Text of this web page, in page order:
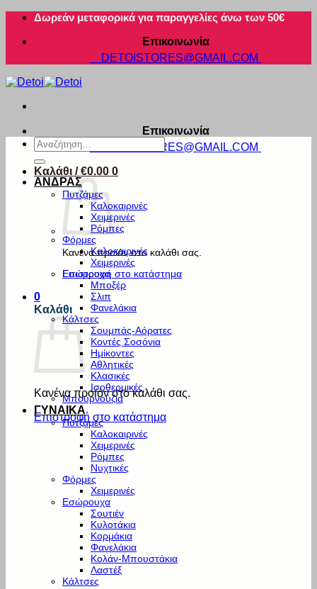
Μετάβαση
περιεχόμενο
Δωρεάν μεταφορικά για παραγγελίες άνω των 50€
Επικοινωνία
DETOISTORES@GMAIL.COM
Επικοινωνία
DETOISTORES@GMAIL.COM
Καλάθι /€0.00 0
Κανένα προϊόν στο καλάθι σας.
Επιστροφή στο κατάστημα
0
Καλάθι
Κανένα προϊόν στο καλάθι σας.
Επιστροφή στο κατάστημα
Αναζήτηση
για:
ΑΝΔΡΑΣ
Πυτζάμες
Καλοκαιρινές
Χειμερινές
Ρόμπες
Φόρμες
Καλοκαιρινές
Χειμερινές
Εσώρουχα
Μποξέρ
Σλιπ
Φανελάκια
Κάλτσες
Σουμπάς-Αόρατες
Κοντές Σοσόνια
Ημίκοντες
Αθλητικές
Κλασικές
Ισοθερμικές
Μπουρνούζια
ΓΥΝΑΙΚΑ
Πυτζάμες
Καλοκαιρινές
Χειμερινές
Ρόμπες
Νυχτικές
Φόρμες
Χειμερινές
Εσώρουχα
Σουτιέν
Κυλοτάκια
Κορμάκια
Φανελάκια
Κολάν-Μπουστάκια
Λαστέξ
Κάλτσες